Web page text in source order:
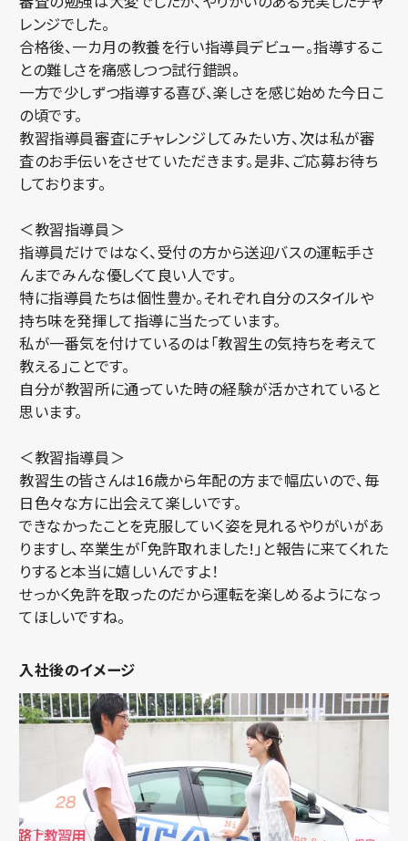
レンジでした。
合格後、一カ月の教養を行い指導員デビュー。指導するこ
との難しさを痛感しつつ試行錯誤。
一方で少しずつ指導する喜び、楽しさを感じ始めた今日こ
の頃です。
教習指導員審査にチャレンジしてみたい方、次は私が審
査のお手伝いをさせていただきます。是非、ご応募お待ち
しております。
＜教習指導員＞
指導員だけではなく、受付の方から送迎バスの運転手さ
んまでみんな優しくて良い人です。
特に指導員たちは個性豊か。それぞれ自分のスタイルや
持ち味を発揮して指導に当たっています。
私が一番気を付けているのは「教習生の気持ちを考えて
教える」ことです。
自分が教習所に通っていた時の経験が活かされていると
思います。
＜教習指導員＞
教習生の皆さんは16歳から年配の方まで幅広いので、毎
日色々な方に出会えて楽しいです。
できなかったことを克服していく姿を見れるやりがいがあ
りますし、卒業生が「免許取れました!」と報告に来てくれた
りすると本当に嬉しいんですよ！
せっかく免許を取ったのだから運転を楽しめるようになっ
てほしいですね。
入社後のイメージ